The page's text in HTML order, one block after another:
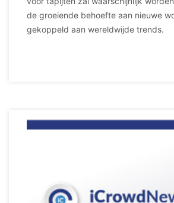
de groeiende behoefte aan nieuwe
gekoppeld aan wereldwijde trends.